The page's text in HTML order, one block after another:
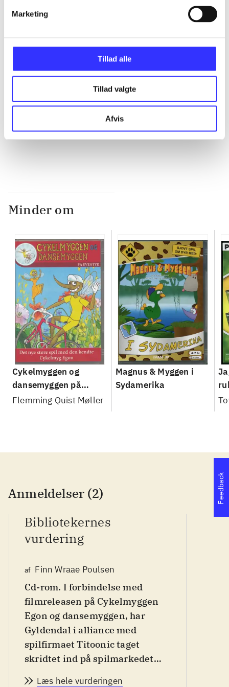
Marketing
Tillad alle
Tillad valgte
Afvis
...
...
Minder om
Cykelmyggen og
dansemyggen på
eventyr
Flemming Quist Møller
Magnus & Myggen i
Sydamerika
Anmeldelser (2)
Bibliotekernes
vurdering
af Finn Wraae Poulsen
Cd-rom. I forbindelse med
filmreleasen på Cykelmyggen
Egon og dansemyggen, har
Gyldendal i alliance med
spilfirmaet Titoonic taget
skridtet ind på spilmarkedet
Læs hele vurderingen
Feedback